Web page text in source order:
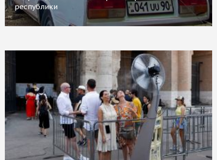
республики